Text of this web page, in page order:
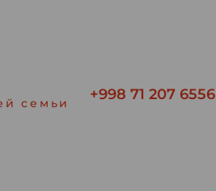
семьи +998 71 207 6556